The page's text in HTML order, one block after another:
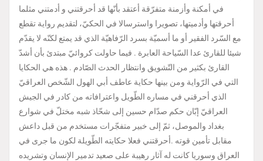
في أمكنة وأزمنة متفرّقة أعتقد بأنّها قد أحرقتني و أدمتني مثلما
أحرقتها وأدميتها، تصويرا واسترسالا في الحكيّ، لتقديم رواية تقطع
مع السّرد الفقير أو ما أسميّة بسرد الرّفاهيّة الذي قد يمتع لكنّه لا يقدّم
شيئا للقارئ عدا السّياحة العابرة . فيما حاولت كروائيّ مبتدئ بأن أشدّ
القارئ بكثير من التّشويق وانتظار الحدث الصّادم . هذه هي الحكايا
التي في الرّواية ومن بينها حكاية عاطف أبي الهول الشّخص العراقيّ
الذي أحرقني في مساره الطّويل واعترافاته من كادر في الجيش
العراقيّ إبّان حكم صدّام حسين إلى شحّاذ شبه مختلّ في شوارع
بغداد والموصل، ثمّ إلى خبير متفجّرات مستخدم من قبل داعش
مقابل تأمين قوته .أحرقتني فعلا حكايته الطّويلة لكون ما جرى في
العراق وسوريا كانت له آثار رهيبة على صعيد تدمير الإنسان وتشريده